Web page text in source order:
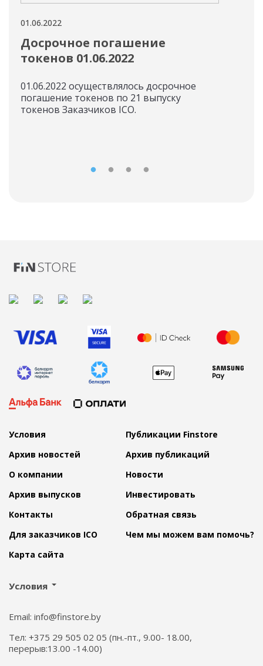
01.06.2022
Досрочное погашение
токенов 01.06.2022
01.06.2022 осуществлялось досрочное
погашение токенов по 21 выпуску
токенов Заказчиков ICO.
Условия
Публикации Finstore
Архив новостей
Архив публикаций
О компании
Новости
Архив выпусков
Инвестировать
Контакты
Обратная связь
Для заказчиков ICO
Чем мы можем вам помочь?
Карта сайта
Условия
Email: info@finstore.by
Тел: +375 29 505 02 05 (пн.-пт., 9.00- 18.00,
перерыв:13.00 -14.00)